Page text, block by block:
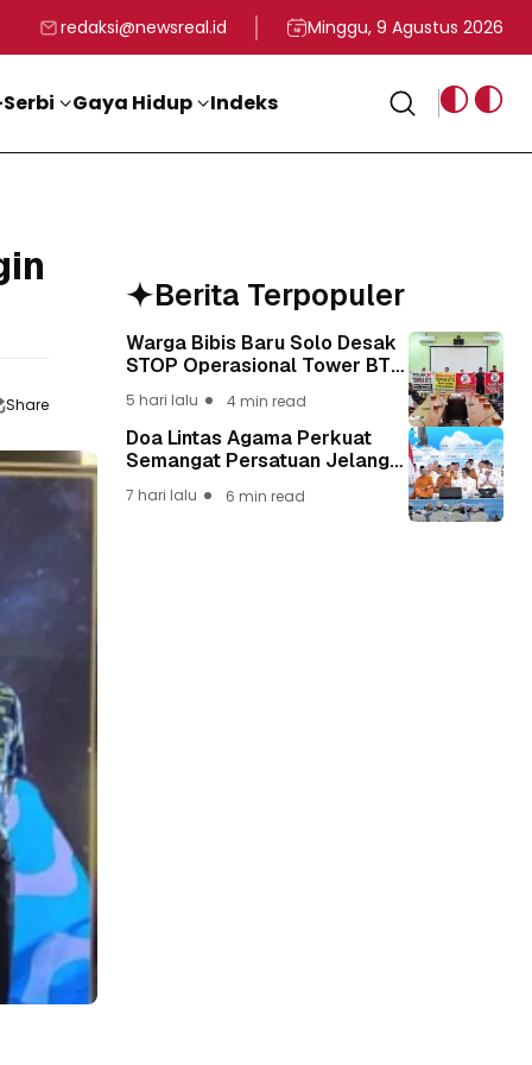
ke-81 Kemerdekaan RI
Kadin Apresiasi Kepemimpinan Presiden Prabowo yang
Staf Khusus Menag RI
redaksi@newsreal.id Minggu, 9 Agustus 2026
Gaya Hidup Indeks
Share
Berita Terpopuler
Warga Bibis Baru Solo Desak
STOP Operasional Tower BTS,
Keselamatan Warga Lebih
Berharga
5 hari lalu 4 min read
Doa Lintas Agama Perkuat
Semangat Persatuan Jelang
7 hari lalu 6 min read